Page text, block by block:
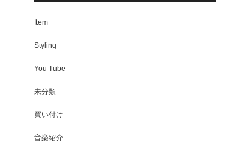
Item
Styling
You Tube
未分類
買い付け
音楽紹介